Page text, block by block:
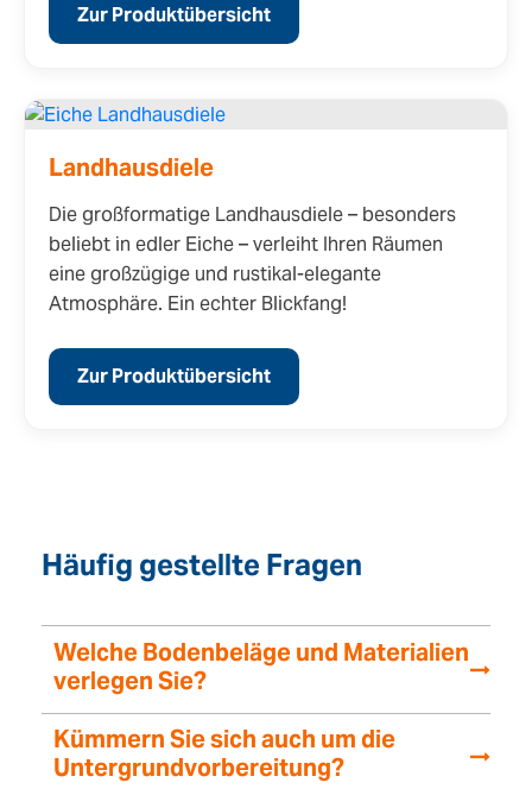
Zur Produktübersicht
Landhausdiele
Die großformatige Landhausdiele – besonders
beliebt in edler Eiche – verleiht Ihren Räumen
eine großzügige und rustikal-elegante
Atmosphäre. Ein echter Blickfang!
Zur Produktübersicht
Häufig gestellte Fragen
Welche Bodenbeläge und Materialien
verlegen Sie?
Kümmern Sie sich auch um die
Untergrundvorbereitung?